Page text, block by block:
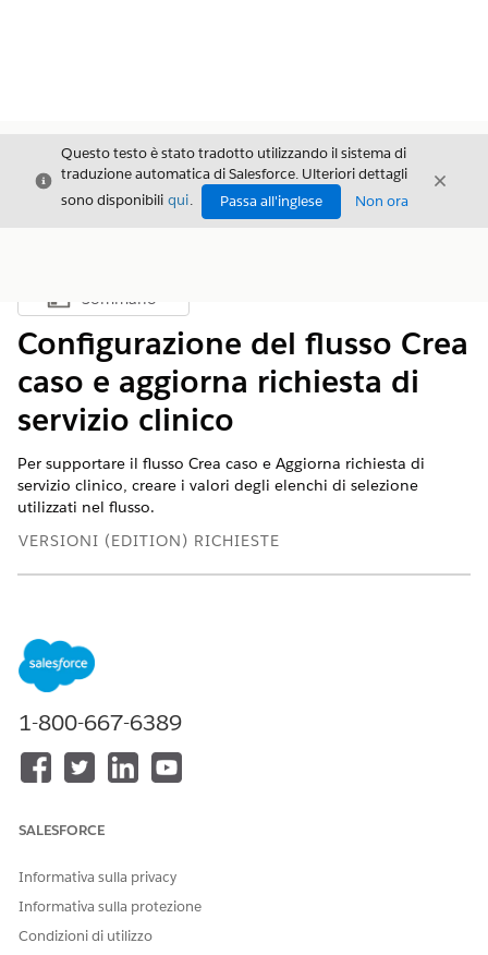
Chiudi
Questo testo è stato tradotto utilizzando il sistema di
traduzione automatica di Salesforce. Ulteriori dettagli
sono disponibili qui. Passa all'inglese Non ora
Chiudi
Mostra sommario
Sommario
Configurazione del flusso Crea
caso e aggiorna richiesta di
servizio clinico
Per supportare il flusso Crea caso e Aggiorna richiesta di
servizio clinico, creare i valori degli elenchi di selezione
utilizzati nel flusso.
VERSIONI (EDITION) RICHIESTE
Health Cloud
creare, attivare o disattivare
un flusso:
valori di elenchi di
Creare un tipodi record caso per i referral.
Aggiungere
1-800-667-6389
SALESFORCE
Informativa sulla privacy
Informativa sulla protezione
Condizioni di utilizzo